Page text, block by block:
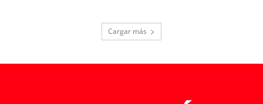
Cargar más